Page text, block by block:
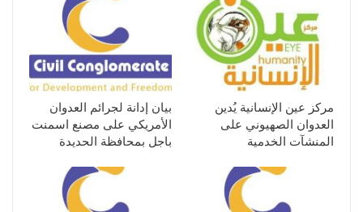
مركز عين الإنسانية يُدين
العدوان الصهيوني على
المنشآت الخدمية
بيان إدانة لجرائم العدوان
الأمريكي على مصنع اسمنت
باجل بمحافظة الحديدة